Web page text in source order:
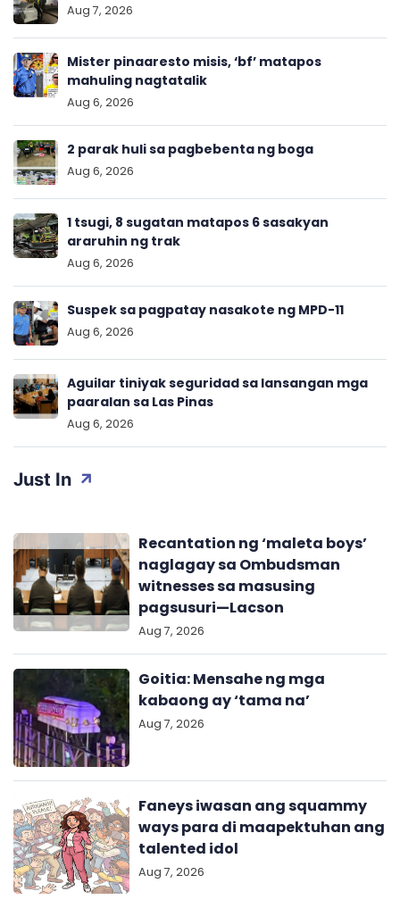
Just In
Recantation ng ‘maleta boys’
naglagay sa Ombudsman
witnesses sa masusing
pagsusuri—Lacson
Aug 7, 2026
Goitia: Mensahe ng mga
kabaong ay ‘tama na’
Aug 7, 2026
Faneys iwasan ang squammy
ways para di maapektuhan ang
talented idol
Aug 7, 2026
Aug 7, 2026
Mister pinaaresto misis, ‘bf’ matapos
mahuling nagtatalik
Aug 6, 2026
2 parak huli sa pagbebenta ng boga
Aug 6, 2026
1 tsugi, 8 sugatan matapos 6 sasakyan
araruhin ng trak
Aug 6, 2026
Suspek sa pagpatay nasakote ng MPD-11
Aug 6, 2026
Aguilar tiniyak seguridad sa lansangan mga
paaralan sa Las Pinas
Aug 6, 2026